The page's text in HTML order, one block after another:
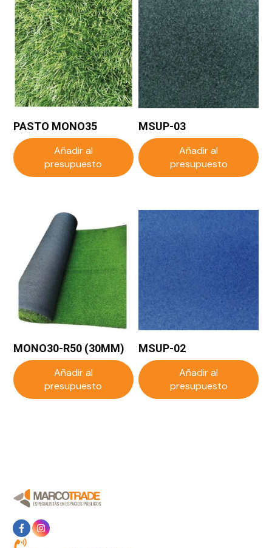
PASTO MONO35
Añadir al
presupuesto
MSUP-03
Añadir al
presupuesto
MONO30-R50 (30MM)
Añadir al
presupuesto
MSUP-02
Añadir al
presupuesto